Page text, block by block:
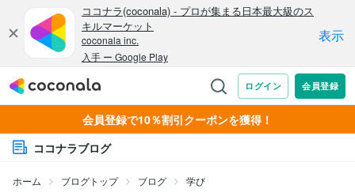
会員登録で10％割引クーポンを獲得！
ココナラブログ
ホーム ブログトップ ブログ 学び